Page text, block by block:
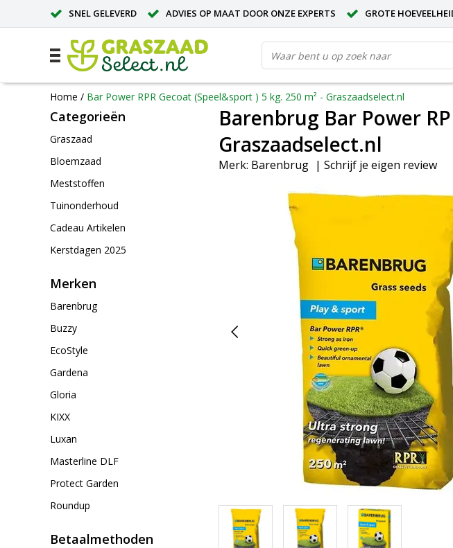
SNEL GELEVERD ADVIES OP MAAT DOOR ONZE EXPERTS GROTE
Home / Bar Power RPR Gecoat (Speel&sport ) 5 kg. 250 m² - Graszaadselect.nl
Categorieën
Graszaad
Bloemzaad
Meststoffen
Tuinonderhoud
Cadeau Artikelen
Kerstdagen 2025
Merken
Barenbrug
Buzzy
EcoStyle
Gardena
Gloria
KIXX
Luxan
Masterline DLF
Protect Garden
Roundup
Betaalmethoden
Barenbrug Bar Power
Graszaadselect.nl
Merk: Barenbrug | Schrijf je eigen review